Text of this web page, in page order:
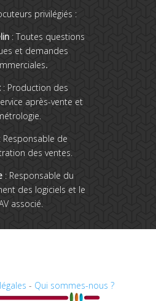
privilégiés :
: Toutes questions
et demandes
.
: Production des
après-vente et
: Responsable de
des ventes.
: Responsable du
des logiciels et le
associé.
- Qui sommes-nous ?